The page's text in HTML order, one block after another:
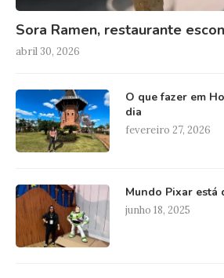
Sora Ramen, restaurante
abril 30, 2026
O que fazer em
dia
fevereiro 27, 2026
Mundo Pixar está
junho 18, 2025